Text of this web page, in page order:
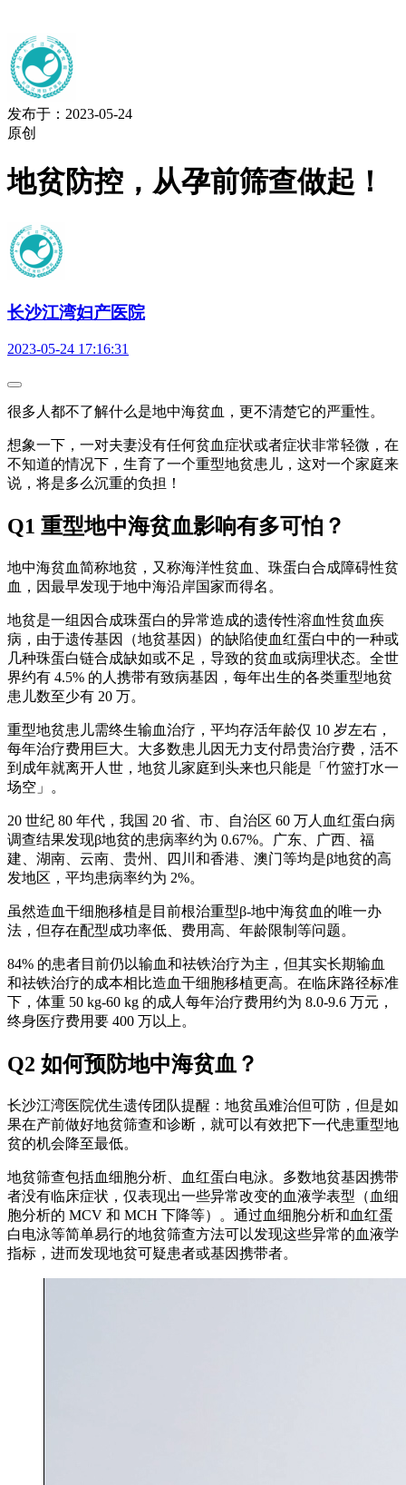
发布于：2023-05-24
原创
地贫防控，从孕前筛查做起！
长沙江湾妇产医院
2023-05-24 17:16:31
很多人都不了解什么是地中海贫血，更不清楚它的严重性。
想象一下，一对夫妻没有任何贫血症状或者症状非常轻微，在
不知道的情况下，生育了一个重型地贫患儿，这对一个家庭来
说，将是多么沉重的负担！
Q1 重型地中海贫血影响有多可怕？
地中海贫血简称地贫，又称海洋性贫血、珠蛋白合成障碍性贫
血，因最早发现于地中海沿岸国家而得名。
地贫是一组因合成珠蛋白的异常造成的遗传性溶血性贫血疾
病，由于遗传基因（地贫基因）的缺陷使血红蛋白中的一种或
几种珠蛋白链合成缺如或不足，导致的贫血或病理状态。全世
界约有 4.5% 的人携带有致病基因，每年出生的各类重型地贫
患儿数至少有 20 万。
重型地贫患儿需终生输血治疗，平均存活年龄仅 10 岁左右，
每年治疗费用巨大。大多数患儿因无力支付昂贵治疗费，活不
到成年就离开人世，地贫儿家庭到头来也只能是「竹篮打水一
场空」。
20 世纪 80 年代，我国 20 省、市、自治区 60 万人血红蛋白病
调查结果发现β地贫的患病率约为 0.67%。广东、广西、福
建、湖南、云南、贵州、四川和香港、澳门等均是β地贫的高
发地区，平均患病率约为 2%。
虽然造血干细胞移植是目前根治重型β-地中海贫血的唯一办
法，但存在配型成功率低、费用高、年龄限制等问题。
84% 的患者目前仍以输血和祛铁治疗为主，但其实长期输血
和祛铁治疗的成本相比造血干细胞移植更高。在临床路径标准
下，体重 50 kg-60 kg 的成人每年治疗费用约为 8.0-9.6 万元，
终身医疗费用要 400 万以上。
Q2 如何预防地中海贫血？
长沙江湾医院优生遗传团队提醒：地贫虽难治但可防，但是如
果在产前做好地贫筛查和诊断，就可以有效把下一代患重型地
贫的机会降至最低。
地贫筛查包括血细胞分析、血红蛋白电泳。多数地贫基因携带
者没有临床症状，仅表现出一些异常改变的血液学表型（血细
胞分析的 MCV 和 MCH 下降等）。通过血细胞分析和血红蛋
白电泳等简单易行的地贫筛查方法可以发现这些异常的血液学
指标，进而发现地贫可疑患者或基因携带者。